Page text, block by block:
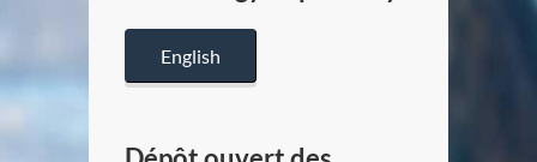
Canada
English